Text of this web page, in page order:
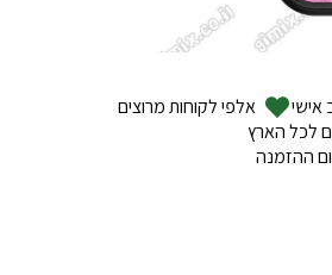
אישי
אלפי לקוחות מרוצים
לכל הארץ
ההזמנה